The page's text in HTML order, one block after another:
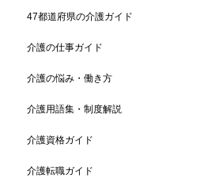
47都道府県の介護ガイド
介護の仕事ガイド
介護の悩み・働き方
介護用語集・制度解説
介護資格ガイド
介護転職ガイド